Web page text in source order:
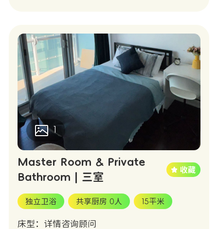
1
Master Room & Private
Bathroom | 三室
独立卫浴 共享厨房 0人 15平米
床型：详情咨询顾问